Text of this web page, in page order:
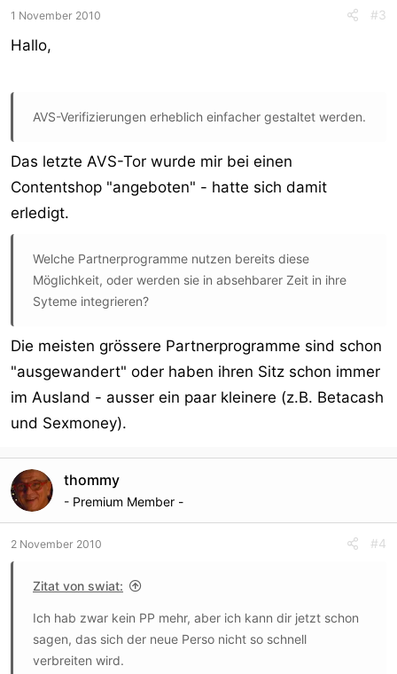
1 November 2010 #3
Hallo,
AVS-Verifizierungen erheblich einfacher gestaltet werden.
Das letzte AVS-Tor wurde mir bei einen
Contentshop "angeboten" - hatte sich damit
erledigt.
Welche Partnerprogramme nutzen bereits diese
Möglichkeit, oder werden sie in absehbarer Zeit in ihre
Syteme integrieren?
Die meisten grössere Partnerprogramme sind schon
"ausgewandert" oder haben ihren Sitz schon immer
im Ausland - ausser ein paar kleinere (z.B. Betacash
und Sexmoney).
thommy
- Premium Member -
2 November 2010 #4
Zitat von swiat:
Ich hab zwar kein PP mehr, aber ich kann dir jetzt schon
sagen, das sich der neue Perso nicht so schnell
verbreiten wird.